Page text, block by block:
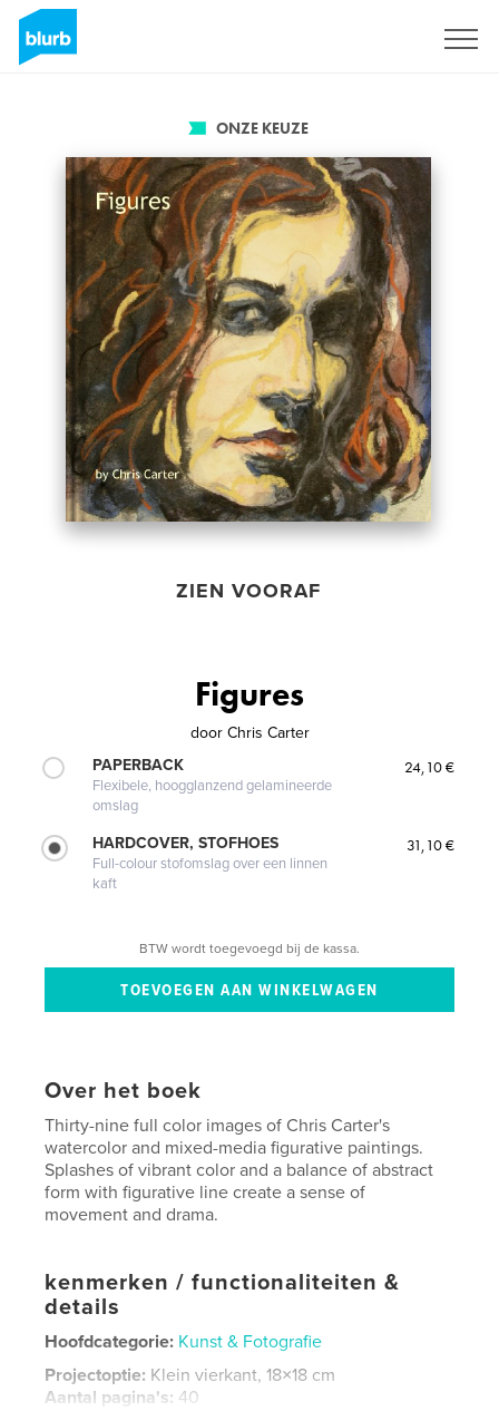
ONZE KEUZE
ZIEN VOORAF
Figures
door Chris Carter
PAPERBACK
Flexibele, hoogglanzend gelamineerde
omslag
24,10 €
HARDCOVER, STOFHOES
Full-colour stofomslag over een linnen
kaft
31,10 €
BTW wordt toegevoegd bij de kassa.
Over het boek
Thirty-nine full color images of Chris Carter's
watercolor and mixed-media figurative paintings.
Splashes of vibrant color and a balance of abstract
form with figurative line create a sense of
movement and drama.
kenmerken / functionaliteiten &
details
Hoofdcategorie: Kunst & Fotografie
Projectoptie: Klein vierkant, 18×18 cm
Aantal pagina's: 40